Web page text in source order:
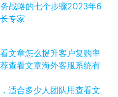
战略的七个步骤2023年6
专家
文章怎么提升客户复购率
查看文章海外客服系统有
查看文